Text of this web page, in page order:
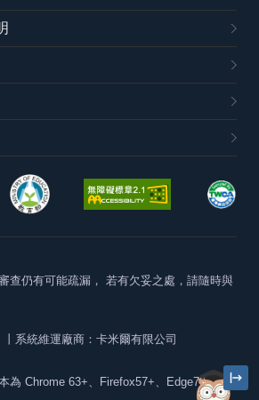
查仍有可能疏漏， 若有欠妥之處，請隨時與
丨系統維運廠商：卡米爾有限公司
為 Chrome 63+、Firefox57+、Edge79+及